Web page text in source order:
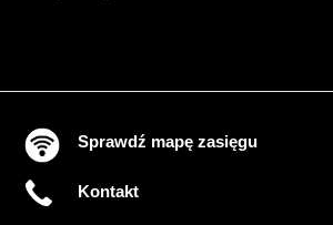
Sprawdź mapę zasięgu
Kontakt